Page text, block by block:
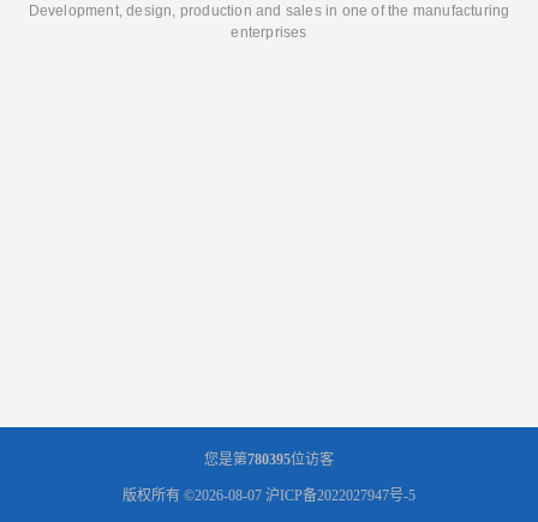
Development, design, production and sales in one of the manufacturing
enterprises
您是第780395位访客
版权所有 ©2026-08-07 沪ICP备2022027947号-5